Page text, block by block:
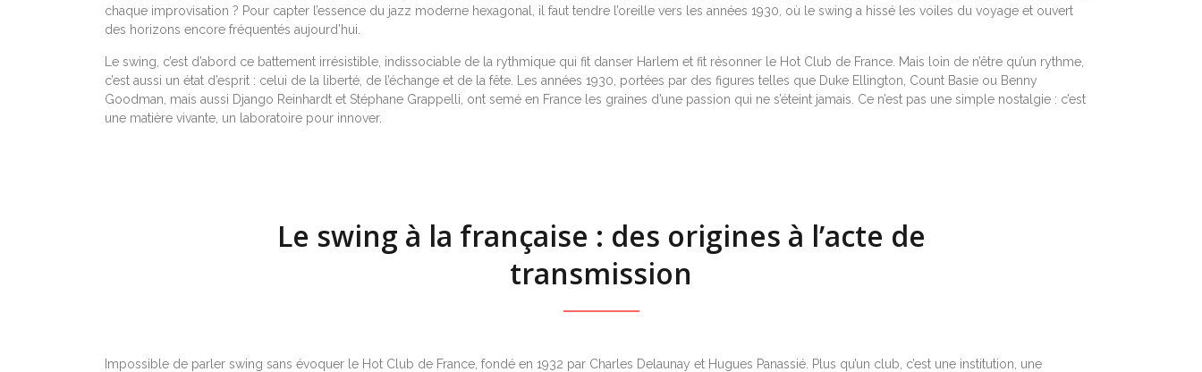
chaque improvisation ? Pour capter l’essence du jazz moderne hexagonal, il faut tendre l’oreille vers les années 1930, où le swing a hissé les voiles du voyage et ouvert
des horizons encore fréquentés aujourd’hui.
Le swing, c’est d’abord ce battement irrésistible, indissociable de la rythmique qui fit danser Harlem et fit résonner le Hot Club de France. Mais loin de n’être qu’un rythme,
c’est aussi un état d’esprit : celui de la liberté, de l’échange et de la fête. Les années 1930, portées par des figures telles que Duke Ellington, Count Basie ou Benny
Goodman, mais aussi Django Reinhardt et Stéphane Grappelli, ont semé en France les graines d’une passion qui ne s’éteint jamais. Ce n’est pas une simple nostalgie : c’est
une matière vivante, un laboratoire pour innover.
Le swing à la française : des origines à l’acte de
transmission
Impossible de parler swing sans évoquer le Hot Club de France, fondé en 1932 par Charles Delaunay et Hugues Panassié. Plus qu’un club, c’est une institution, une